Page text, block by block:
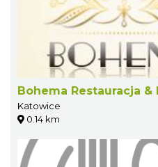
Bohema Restauracja &
Katowice
0.14 km